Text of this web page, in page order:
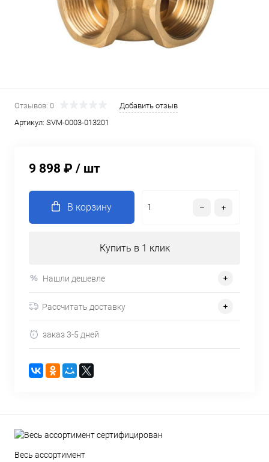
Отзывов: 0
Добавить отзыв
Артикул: SVM-0003-013201
9 898 ₽ / шт
В корзину
Купить в 1 клик
Нашли дешевле
Рассчитать доставку
заказ 3-5 дней
Весь ассортимент